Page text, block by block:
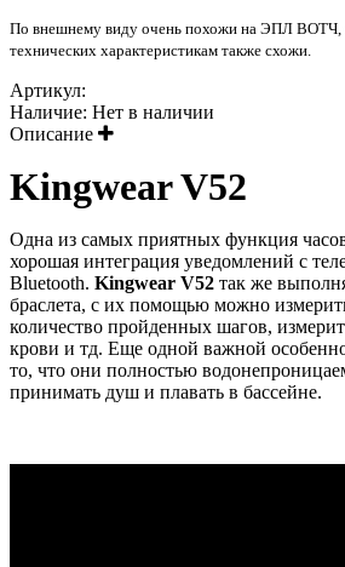
По внешнему виду очень похожи на ЭПЛ ВОТЧ,
технических характеристикам также схожи.
Артикул:
Наличие: Нет в наличии
Описание
Kingwear V52
Одна из самых приятных функция
хорошая интеграция уведомлений с
Bluetooth. Kingwear V52 так же
браслета, с их помощью можно
количество пройденных шагов,
крови и тд. Еще одной важной
то, что они полностью
принимать душ и плавать в бассейне.